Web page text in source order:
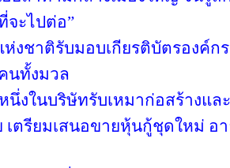
จะไปต่อ”
ห่งชาติรับมอบเกียรติบัตรองค์ก
นทั้งมวล
หนึ่งในบริษัทรับเหมาก่อสร้างแ
เตรียมเสนอขายหุ้นกู้ชุดใหม่ อ